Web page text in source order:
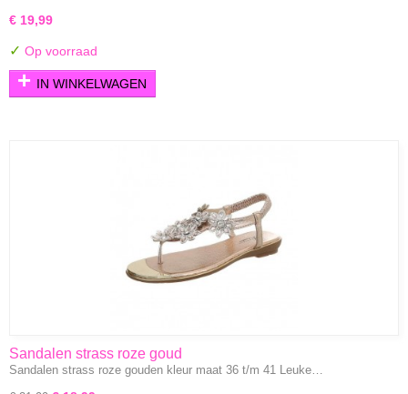
€ 19,99
✓ Op voorraad
IN WINKELWAGEN
Sandalen strass roze goud
Sandalen strass roze gouden kleur maat 36 t/m 41 Leuke…